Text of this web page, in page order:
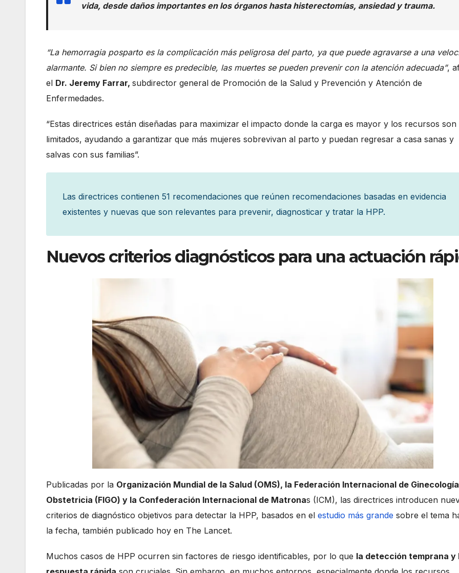
vida, desde daños importantes en los órganos hasta histerectomías, ansiedad y trauma.
“La hemorragia posparto es la complicación más peligrosa del parto, ya que puede agravarse a una
alarmante. Si bien no siempre es predecible, las muertes se pueden prevenir con la atención adecuada”,
el Dr. Jeremy Farrar, subdirector general de Promoción de la Salud y Prevención y Atención de
Enfermedades.
“Estas directrices están diseñadas para maximizar el impacto donde la carga es mayor y los recursos son
limitados, ayudando a garantizar que más mujeres sobrevivan al parto y puedan regresar a casa sanas y
salvas con sus familias”.
Las directrices contienen 51 recomendaciones que reúnen recomendaciones basadas en evidencia
existentes y nuevas que son relevantes para prevenir, diagnosticar y tratar la HPP.
Nuevos criterios diagnósticos para una actuación
Publicadas por la Organización Mundial de la Salud (OMS), la Federación Internacional de
Obstetricia (FIGO) y la Confederación Internacional de Matronas (ICM), las directrices introducen
criterios de diagnóstico objetivos para detectar la HPP, basados ​​en el estudio más grande sobre el tema
la fecha, también publicado hoy en The Lancet.
Muchos casos de HPP ocurren sin factores de riesgo identificables, por lo que la detección temprana y